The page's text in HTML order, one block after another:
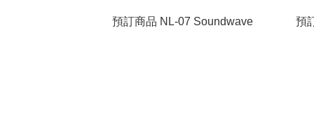
預訂商品 NL-07 Soundwave 預